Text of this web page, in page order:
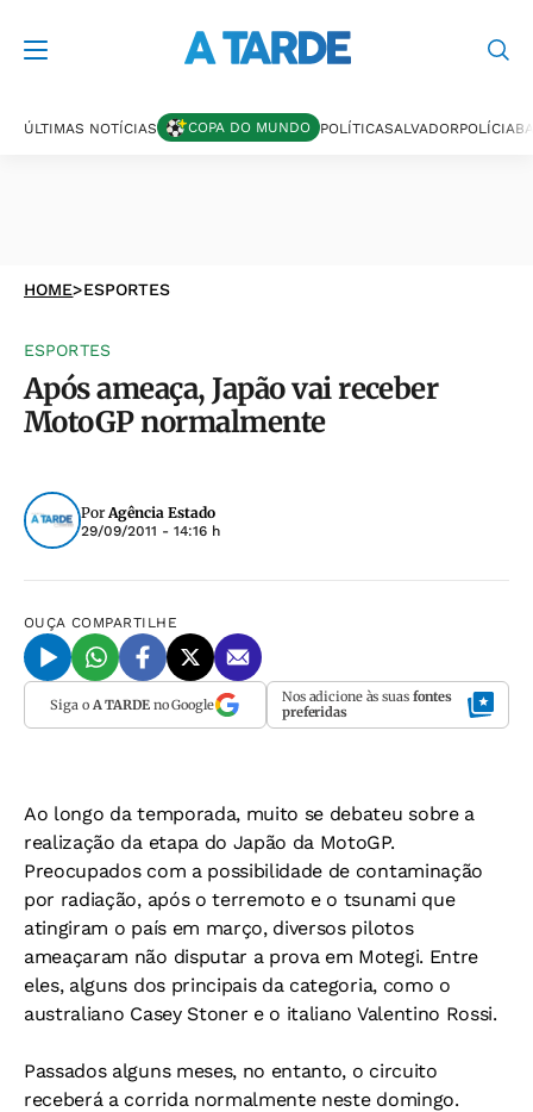
ÚLTIMAS NOTÍCIAS COPA DO MUNDO POLÍTICASALVADORPOLÍCIA
HOME>ESPORTES
ESPORTES
Após ameaça, Japão vai receber
MotoGP normalmente
PorAgência Estado
29/09/2011 - 14:16 h
OUÇA COMPARTILHE
Siga o A TARDEno Google Nos adicione às suas fontes
preferidas
Ao longo da temporada, muito se debateu sobre a
realização da etapa do Japão da MotoGP.
Preocupados com a possibilidade de contaminação
por radiação, após o terremoto e o tsunami que
atingiram o país em março, diversos pilotos
ameaçaram não disputar a prova em Motegi. Entre
eles, alguns dos principais da categoria, como o
australiano Casey Stoner e o italiano Valentino Rossi.
Passados alguns meses, no entanto, o circuito
receberá a corrida normalmente neste domingo.